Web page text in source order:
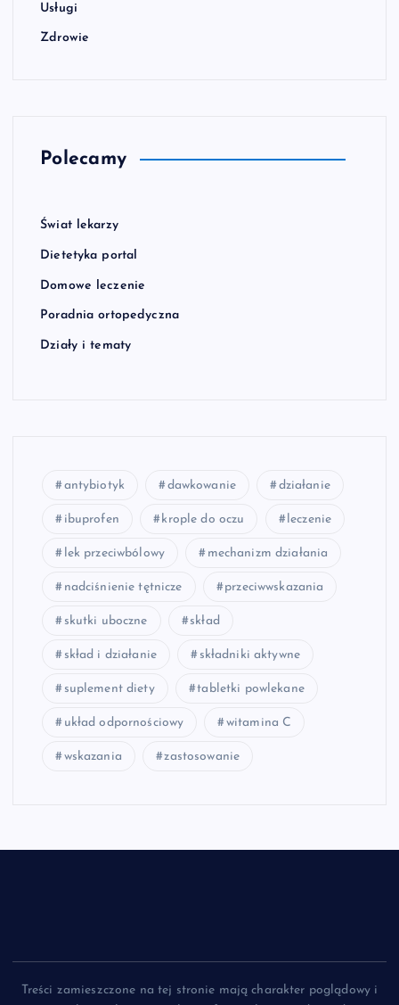
Usługi
Zdrowie
Polecamy
Świat lekarzy
Dietetyka portal
Domowe leczenie
Poradnia ortopedyczna
Działy i tematy
antybiotyk dawkowanie działanie
ibuprofen krople do oczu leczenie
lek przeciwbólowy mechanizm działania
nadciśnienie tętnicze przeciwwskazania
skutki uboczne skład
skład i działanie składniki aktywne
suplement diety tabletki powlekane
układ odpornościowy witamina C
wskazania zastosowanie
Treści zamieszczone na tej stronie mają charakter poglądowy i